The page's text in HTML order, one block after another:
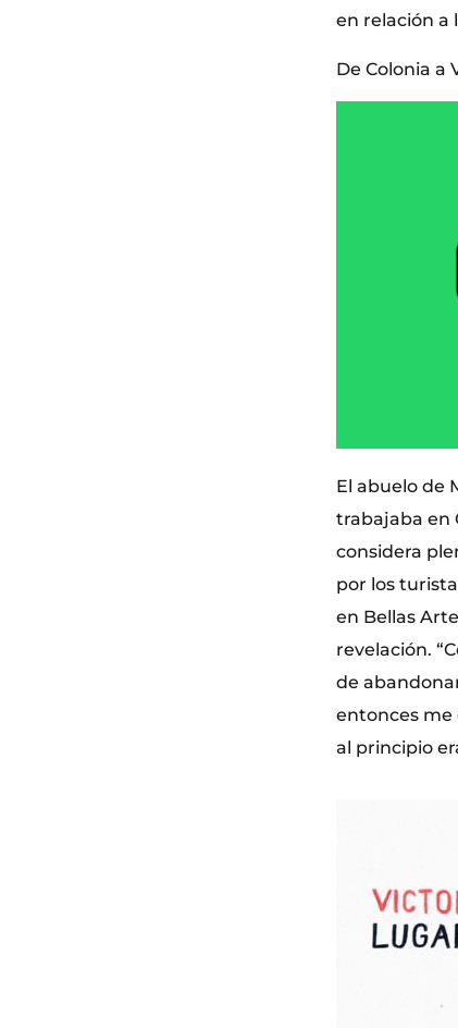
en relación a
De Colonia a
El abuelo de
trabajaba en
considera
por los
en Bellas
revelación.
de
entonces me
al principio